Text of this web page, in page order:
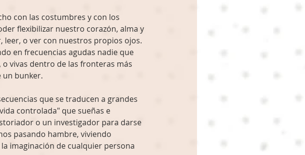
con las costumbres y con los
flexibilizar nuestro corazón, alma y
o ver con nuestros propios ojos.
en frecuencias agudas nadie que
vivas dentro de las fronteras más
un bunker.
que se traducen a grandes
controlada" que sueñas e
o un investigador para darse
pasando hambre, viviendo
imaginación de cualquier persona